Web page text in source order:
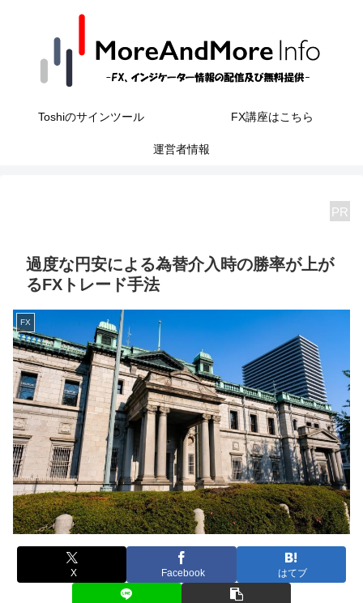
Toshiのサインツール FX講座はこちら
運営者情報
PR
過度な円安による為替介入時の勝率が上が
るFXトレード手法
FX
X Facebook はてブ